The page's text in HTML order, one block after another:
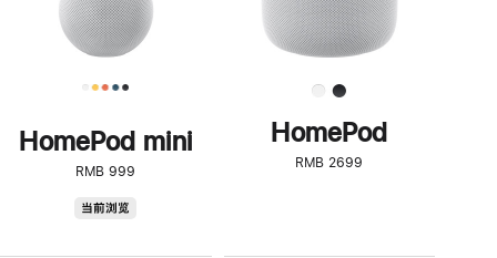
HomePod mini
RMB 999
当前浏览
HomePod
RMB 2699